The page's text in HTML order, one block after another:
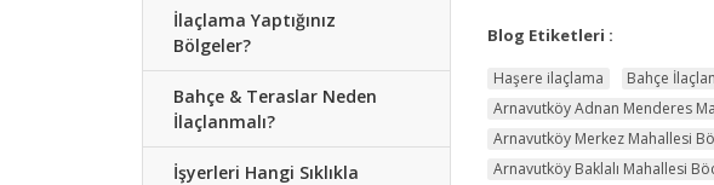
İlaçlama Yaptığınız
Bölgeler?
Bahçe & Teraslar Neden
İlaçlanmalı?
İşyerleri Hangi Sıklıkla
Blog Etiketleri :
Haşere ilaçlama Bahçe
Arnavutköy Adnan Menderes
Arnavutköy Merkez Mahallesi
Arnavutköy Baklalı Mahallesi